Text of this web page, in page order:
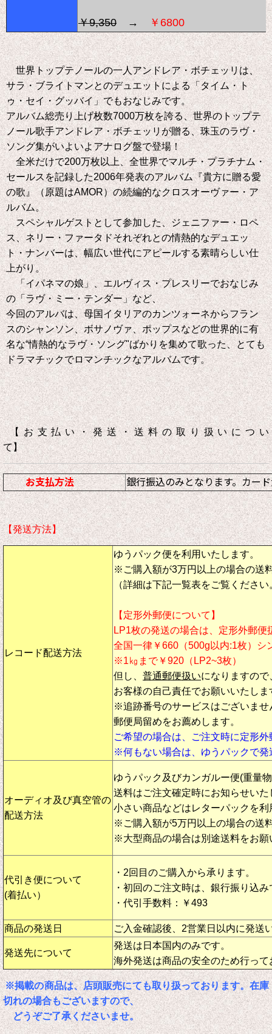
￥9,350 → ￥6800
世界トップテノールの一人アンドレア・ボチェッリは、
サラ・ブライトマンとのデュエットによる「タイム・ト
ゥ・セイ・グッバイ」でもおなじみです。
アルバム総売り上げ枚数7000万枚を誇る、世界のトップテ
ノール歌手アンドレア・ボチェッリが贈る、珠玉のラヴ・
ソング集がいよいよアナログ盤で登場！
全米だけで200万枚以上、全世界でマルチ・プラチナム・
セールスを記録した2006年発表のアルバム『貴方に贈る愛
の歌』（原題はAMOR）の続編的なクロスオーヴァー・ア
ルバム。
スペシャルゲストとして参加した、ジェニファー・ロペ
ス、ネリー・ファータドそれぞれとの情熱的なデュエッ
ト・ナンバーは、幅広い世代にアピールする素晴らしい仕
上がり。
「イパネマの娘」、エルヴィス・プレスリーでおなじみ
の「ラヴ・ミー・テンダー」など、
今回のアルバは、母国イタリアのカンツォーネからフラン
スのシャンソン、ボサノヴァ、ポップスなどの世界的に有
名な“情熱的なラヴ・ソング"ばかりを集めて歌った、とても
ドラマチックでロマンチックなアルバムです。
【お支払い・発送・送料の取り扱いについ
て】
お支払方法 銀行振込のみとなります。カー
【発送方法】
レコード配送方法
ゆうパック便を利用いたします。
※ご購入額が3万円以上の場合の送
（詳細は下記一覧表をご覧ください
【定形外郵便について】
LP1枚の発送の場合は、定形外郵便
全国一律￥660（500g以内:1枚）シ
※1㎏まで￥920（LP2~3枚）
但し、 普通郵便扱いになりますの
お客様の自己責任でお願いいたしま
※追跡番号のサービスはございませ
郵便局留めをお薦めします。
ご希望の場合は、ご注文時に定形
※何もない場合は、ゆうパックで発
オーディオ及び真空管の
配送方法
ゆうパック及びカンガルー便(重量
送料はご注文確定時にお知らせいた
小さい商品などはレターパックを利
※ご購入額が5万円以上の場合の送
※大型商品の場合は別途送料をお願
代引き便について
(着払い）
・2回目のご購入から承ります。
・初回のご注文時は、銀行振り込
・代引手数料：￥493
商品の発送日 ご入金確認後、2営業日以内に発送
発送先について
発送は日本国内のみです。
海外発送は商品の安全のため行って
※掲載の商品は、店頭販売にても取り扱っております。在庫
切れの場合もございますので、
どうぞご了承くださいませ。